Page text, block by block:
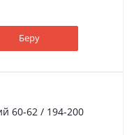
Беру
60-62 / 194-200